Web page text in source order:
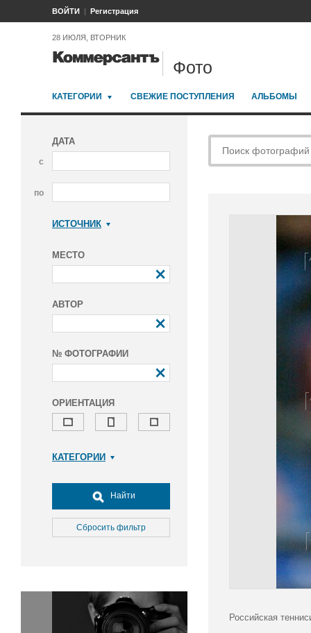
ВОЙТИ Регистрация
28 ИЮЛЯ, ВТОРНИК
Фото
КАТЕГОРИИ СВЕЖИЕ ПОСТУПЛЕНИЯ АЛЬБОМЫ
ДАТА
с
по
ИСТОЧНИК
МЕСТО
АВТОР
№ ФОТОГРАФИИ
ОРИЕНТАЦИЯ
КАТЕГОРИИ
Досуг, туризм и отдых
Культура
Медицина
Окружающая среда
Политика
Найти
Сбросить фильтр
Российская